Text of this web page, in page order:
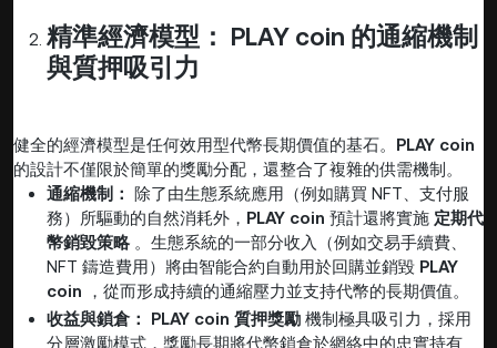
精準經濟模型： PLAY coin 的通縮機制
與質押吸引力
健全的經濟模型是任何效用型代幣長期價值的基石。 PLAY coin
的設計不僅限於簡單的獎勵分配，還整合了複雜的供需機制。
通縮機制： 除了由生態系統應用（例如購買 NFT、支付服
務）所驅動的自然消耗外， PLAY coin 預計還將實施 定期代
幣銷毀策略 。生態系統的一部分收入（例如交易手續費、
NFT 鑄造費用）將由智能合約自動用於回購並銷毀 PLAY
coin
，從而形成持續的通縮壓力並支持代幣的長期價值。
收益與鎖倉： PLAY coin 質押獎勵 機制極具吸引力，採用
分層激勵模式，獎勵長期將代幣鎖倉於網絡中的忠實持有